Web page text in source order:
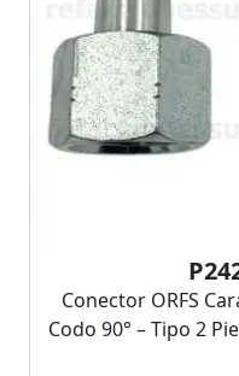
Conector ORFS
Codo 90° – Tipo 2